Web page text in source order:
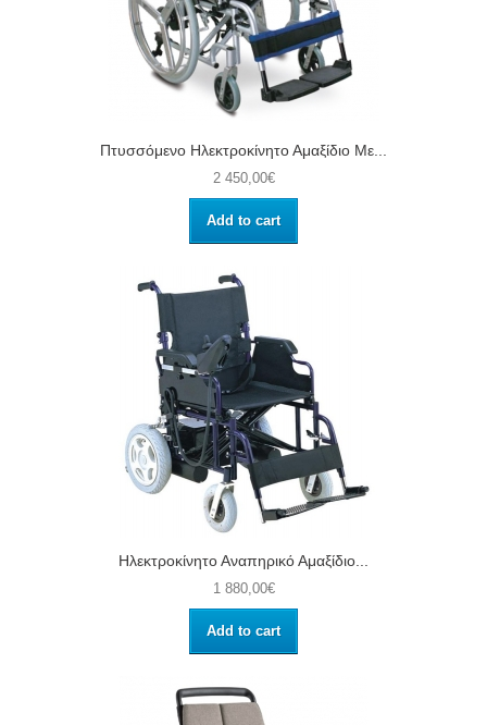
Πτυσσόμενο Ηλεκτροκίνητο Αμαξίδιο Με...
2 450,00€
Add to cart
Ηλεκτροκίνητο Αναπηρικό Αμαξίδιο...
1 880,00€
Add to cart